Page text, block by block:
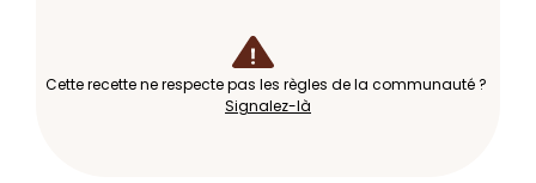
Cette recette ne respecte pas les règles de la communauté ?
Signalez-là